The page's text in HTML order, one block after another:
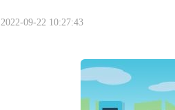
2022-09-22 10:27:43